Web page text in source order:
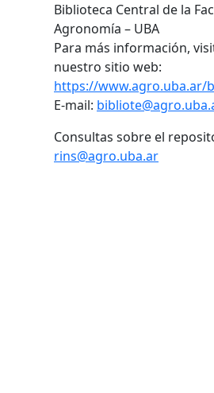
Biblioteca Central de la
Agronomía – UBA
Para más información,
nuestro sitio web:
https://www.agro.uba.ar/
E-mail:
Consultas sobre el
rins@agro.uba.ar